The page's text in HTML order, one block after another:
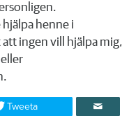
henne i
ingen vill hjälpa mig,
Tweeta